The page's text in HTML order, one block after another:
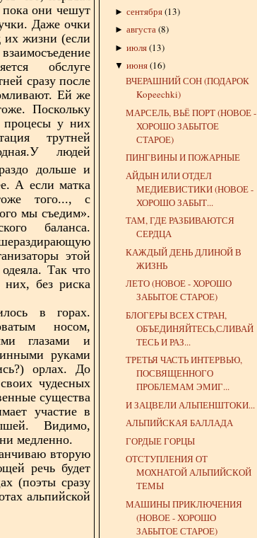
они чешут
Даже очки
их жизни (если
обслуге
сразу после
Ей же
Поскольку
у них
трутней
людей
дольше и
А если матка
того..., с
мы съедим».
баланса.
этой
Так что
без риска
в горах.
носом,
глазами и
руками
орлах. До
чудесных
существа
участие в
Видимо,
медленно.
вторую
речь будет
(поэты сразу
альпийской
► сентября(13)
► августа(8)
► июля(13)
▼ июня(16)
ВЧЕРАШНИЙ СОН (ПОДАРОК
Kopeechki)
МАРСЕЛЬ, ВЬЁ ПОРТ (НОВОЕ -
ХОРОШО ЗАБЫТОЕ
СТАРОЕ)
ПИНГВИНЫ И ПОЖАРНЫЕ
АЙДЫН ИЛИ ОТДЕЛ
МЕДИЕВИСТИКИ (НОВОЕ -
ХОРОШО ЗАБЫТ...
ТАМ, ГДЕ РАЗБИВАЮТСЯ
СЕРДЦА
КАЖДЫЙ ДЕНЬ ДЛИНОЙ В
ЖИЗНЬ
ЛЕТО (НОВОЕ - ХОРОШО
ЗАБЫТОЕ СТАРОЕ)
БЛОГЕРЫ ВСЕХ СТРАН,
ОБЪЕДИНЯЙТЕСЬ,СЛИВАЙ
ТЕСЬ И РАЗ...
ТРЕТЬЯ ЧАСТЬ ИНТЕРВЬЮ,
ПОСВЯЩЕННОГО
ПРОБЛЕМАМ ЭМИГ...
И ЗАЦВЕЛИ АЛЬПЕНШТОКИ...
АЛЬПИЙСКАЯ БАЛЛАДА
ГОРДЫЕ ГОРЦЫ
ОТСТУПЛЕНИЯ ОТ
МОХНАТОЙ АЛЬПИЙСКОЙ
ТЕМЫ
МАШИНЫ ПРИКЛЮЧЕНИЯ
(НОВОЕ - ХОРОШО
ЗАБЫТОЕ СТАРОЕ)